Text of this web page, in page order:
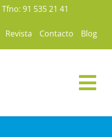
Tfno: 91 535 21 41
Revista Contacto Blog